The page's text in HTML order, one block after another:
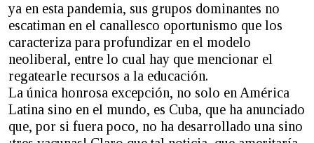
ya en esta pandemia, sus grupos dominantes no
escatiman en el canallesco oportunismo que los
caracteriza para profundizar en el modelo
neoliberal, entre lo cual hay que mencionar el
regatearle recursos a la educación.
La única honrosa excepción, no solo en América
Latina sino en el mundo, es Cuba, que ha anunciado
que, por si fuera poco, no ha desarrollado una sino